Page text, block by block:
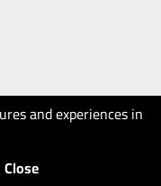
and experiences in
Close